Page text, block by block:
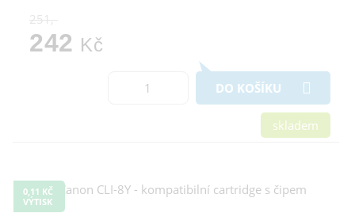
251,-
242 Kč
DO KOŠÍKU
skladem
0,11 KČ
VÝTISK